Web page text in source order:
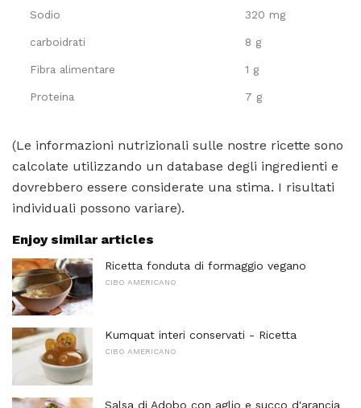
Sodio 320 mg
carboidrati 8 g
Fibra alimentare 1 g
Proteina 7 g
(Le informazioni nutrizionali sulle nostre ricette sono
calcolate utilizzando un database degli ingredienti e
dovrebbero essere considerate una stima. I risultati
individuali possono variare).
Enjoy similar articles
Ricetta fonduta di formaggio vegano
CIBO AMERICANO
Kumquat interi conservati - Ricetta
CIBO AMERICANO
Salsa di Adobo con aglio e succo d'arancia